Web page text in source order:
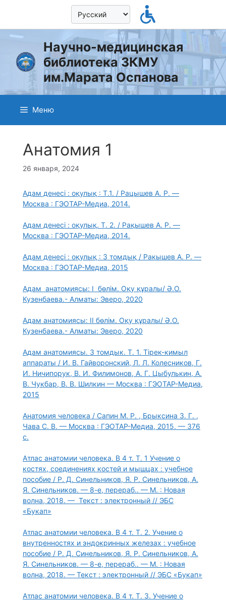
Научно-медицинская
библиотека ЗКМУ
им.Марата Оспанова
Меню
Анатомия 1
26 января, 2024
Адам денесі : оқулық : Т.1. / Рацышев А. Р. —
Москва : ГЭОТАР-Медиа, 2014.
Адам денесі : оқулық. Т. 2. / Рақышев А. Р. —
Москва : ГЭОТАР-Медиа, 2014.
Адам денесі : оқулық : 3 томдық / Ракышев А. Р. —
Москва : ГЭОТАР-Медиа, 2015
Адам анатомиясы: І бөлім. Оқу құралы/ Ә.О.
Кузенбаева.- Алматы: Эверо, 2020
Адам анатомиясы: ІІ бөлім. Оқу құралы/ Ә.О.
Кузенбаева.- Алматы: Эверо, 2020
Адам анатомиясы. 3 томдык. Т. 1. Тірек-кимыл
аппараты / И. В. Гайворонский, Л. Л. Колесников, Г.
И. Ничипорук, В. И. Филимонов, А. Г. Цыбулькин, А.
В. Чукбар, В. В. Шилкин — Москва : ГЭОТАР-Медиа,
2015
Анатомия человека / Сапин М. Р. , Брыксина З. Г. ,
Чава С. В. — Москва : ГЭОТАР-Медиа, 2015. — 376
с.
Атлас анатомии человека. В 4 т. Т. 1 Учение о
костях, соединениях костей и мышцах : учебное
пособие / Р. Д. Синельников, Я. Р. Синельников, А.
Я. Синельников. — 8-е, перераб.. — М. : Новая
волна, 2018. — Текст : электронный // ЭБС
«Букап»
Атлас анатомии человека. В 4 т. Т. 2. Учение о
внутренностях и эндокринных железах : учебное
пособие / Р. Д. Синельников, Я. Р. Синельников, А.
Я. Синельников. — 8-е, перераб.. — М. : Новая
волна, 2018. — Текст : электронный // ЭБС «Букап»
Атлас анатомии человека. В 4 т. Т. 3. Учение о